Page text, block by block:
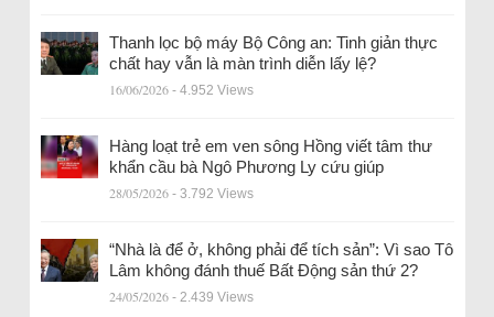
Thanh lọc bộ máy Bộ Công an: Tinh giản thực
chất hay vẫn là màn trình diễn lấy lệ?
16/06/2026 - 4.952 Views
Hàng loạt trẻ em ven sông Hồng viết tâm thư
khẩn cầu bà Ngô Phương Ly cứu giúp
28/05/2026 - 3.792 Views
“Nhà là để ở, không phải để tích sản”: Vì sao Tô
Lâm không đánh thuế Bất Động sản thứ 2?
24/05/2026 - 2.439 Views